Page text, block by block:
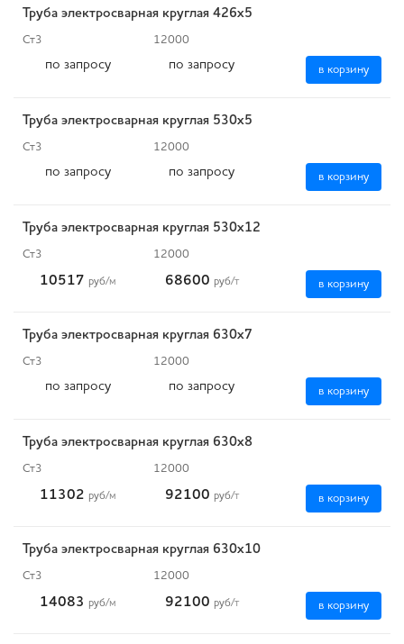
Труба электросварная круглая 426х5
Ст3 12000
по запросу по запросу в корзину
Труба электросварная круглая 530х5
Ст3 12000
по запросу по запросу в корзину
Труба электросварная круглая 530х12
Ст3 12000
10517 руб/м 68600 руб/т в корзину
Труба электросварная круглая 630х7
Ст3 12000
по запросу по запросу в корзину
Труба электросварная круглая 630х8
Ст3 12000
11302 руб/м 92100 руб/т в корзину
Труба электросварная круглая 630х10
Ст3 12000
14083 руб/м 92100 руб/т в корзину